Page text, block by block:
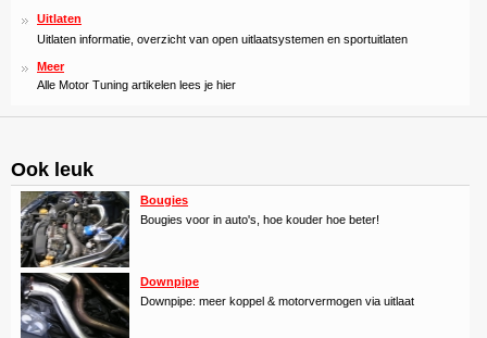
Uitlaten
Uitlaten informatie, overzicht van open uitlaatsystemen en sportuitlaten
Meer
Alle Motor Tuning artikelen lees je hier
Ook leuk
Bougies
Bougies voor in auto's, hoe kouder hoe beter!
Downpipe
Downpipe: meer koppel & motorvermogen via uitlaat